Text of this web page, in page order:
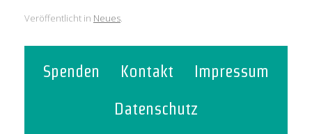
Veröffentlicht in Neues.
Spenden Kontakt
Impressum
Datenschutz